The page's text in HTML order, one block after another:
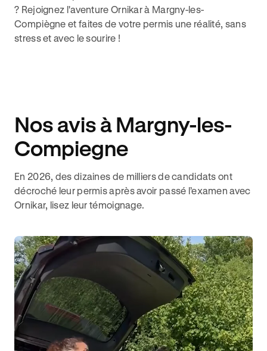
? Rejoignez l'aventure Ornikar à Margny-les-
Compiègne et faites de votre permis une réalité, sans
stress et avec le sourire !
Nos avis à Margny-les-
Compiegne
En 2026, des dizaines de milliers de candidats ont
décroché leur permis après avoir passé l’examen avec
Ornikar, lisez leur témoignage.